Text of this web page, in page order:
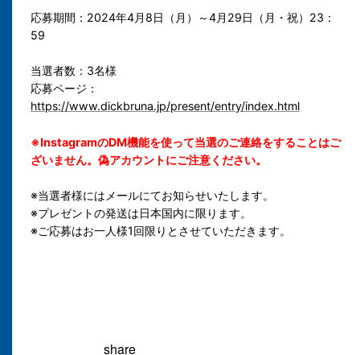
応募期間：2024年4月8日（月）～4月29日（月・祝）23：
59
当選者数：3名様
応募ページ：
https://www.dickbruna.jp/present/entry/index.html
※InstagramのDM機能を使って当選のご連絡をすることはご
ざいません。偽アカウントにご注意ください。
※当選者様にはメールにてお知らせいたします。
※プレゼントの発送は日本国内に限ります。
※ご応募はお一人様1回限りとさせていただきます。
share